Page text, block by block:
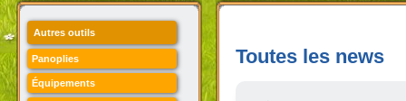
Autres outils
Panoplies
Équipements
Toutes les news